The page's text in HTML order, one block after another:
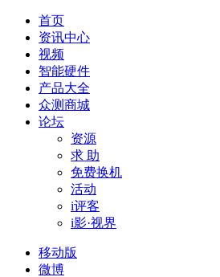
首页
资讯中心
视频
智能硬件
产品大全
众测商城
论坛
资源
求 助
免费换机
活动
i评客
i影·视界
移动版
微博